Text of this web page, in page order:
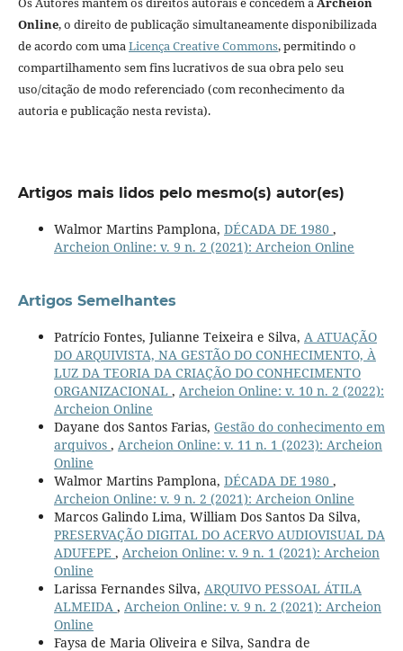
Online, o direito de publicação simultaneamente disponibilizada
de acordo com umaLicença Creative Commons, permitindo o
compartilhamento sem fins lucrativos de sua obra pelo seu
uso/citação de modo referenciado (com reconhecimento da
autoria e publicação nesta revista).
Artigos mais lidos pelo mesmo(s) autor(es)
Walmor Martins Pamplona, DÉCADA DE 1980 ,
Archeion Online: v. 9 n. 2 (2021): Archeion Online
Artigos Semelhantes
Patrício Fontes, Julianne Teixeira e Silva, A ATUAÇÃO
DO ARQUIVISTA, NA GESTÃO DO CONHECIMENTO, À
LUZ DA TEORIA DA CRIAÇÃO DO CONHECIMENTO
ORGANIZACIONAL , Archeion Online: v. 10 n. 2 (2022):
Archeion Online
Dayane dos Santos Farias, Gestão do conhecimento em
arquivos , Archeion Online: v. 11 n. 1 (2023): Archeion
Online
Walmor Martins Pamplona, DÉCADA DE 1980 ,
Archeion Online: v. 9 n. 2 (2021): Archeion Online
Marcos Galindo Lima, William Dos Santos Da Silva,
PRESERVAÇÃO DIGITAL DO ACERVO AUDIOVISUAL DA
ADUFEPE , Archeion Online: v. 9 n. 1 (2021): Archeion
Online
Larissa Fernandes Silva, ARQUIVO PESSOAL ÁTILA
ALMEIDA , Archeion Online: v. 9 n. 2 (2021): Archeion
Online
Faysa de Maria Oliveira e Silva, Sandra de